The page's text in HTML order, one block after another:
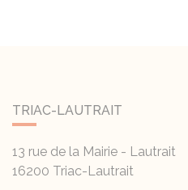
TRIAC-LAUTRAIT
13 rue de la Mairie - Lautrait
16200 Triac-Lautrait